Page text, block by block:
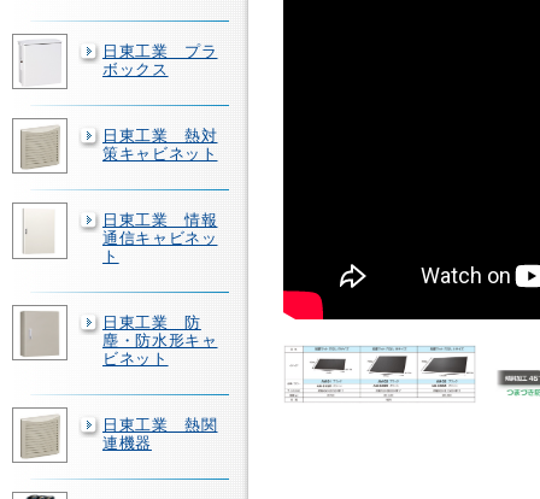
日東工業 プラ
ボックス
日東工業 熱対
策キャビネット
日東工業 情報
通信キャビネッ
ト
日東工業 防
塵・防水形キャ
ビネット
日東工業 熱関
連機器